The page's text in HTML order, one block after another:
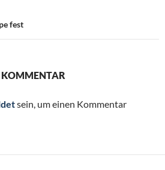
fest
KOMMENTAR
sein, um einen Kommentar